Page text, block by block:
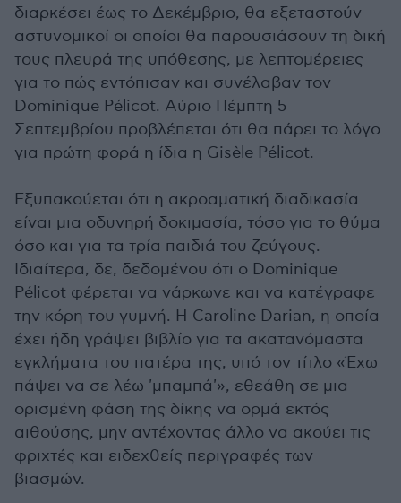
διαρκέσει έως το Δεκέμβριο, θα εξεταστούν
αστυνομικοί οι οποίοι θα παρουσιάσουν τη δική
τους πλευρά της υπόθεσης, με λεπτομέρειες
για το πώς εντόπισαν και συνέλαβαν τον
Dominique Pélicot. Αύριο Πέμπτη 5
Σεπτεμβρίου προβλέπεται ότι θα πάρει το λόγο
για πρώτη φορά η ίδια η Gisèle Pélicot.
Εξυπακούεται ότι η ακροαματική διαδικασία
είναι μια οδυνηρή δοκιμασία, τόσο για το θύμα
όσο και για τα τρία παιδιά του ζεύγους.
Ιδιαίτερα, δε, δεδομένου ότι ο Dominique
Pélicot φέρεται να νάρκωνε και να κατέγραφε
την κόρη του γυμνή. Η Caroline Darian, η οποία
έχει ήδη γράψει βιβλίο για τα ακατανόμαστα
εγκλήματα του πατέρα της, υπό τον τίτλο «Έχω
πάψει να σε λέω 'μπαμπά'», εθεάθη σε μια
ορισμένη φάση της δίκης να ορμά εκτός
αιθούσης, μην αντέχοντας άλλο να ακούει τις
φριχτές και ειδεχθείς περιγραφές των
βιασμών.